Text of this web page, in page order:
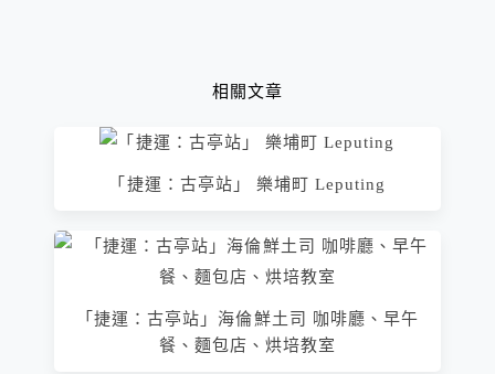
相關文章
「捷運：古亭站」 樂埔町 Leputing
「捷運：古亭站」海倫鮮土司 咖啡廳、早午
餐、麵包店、烘培教室